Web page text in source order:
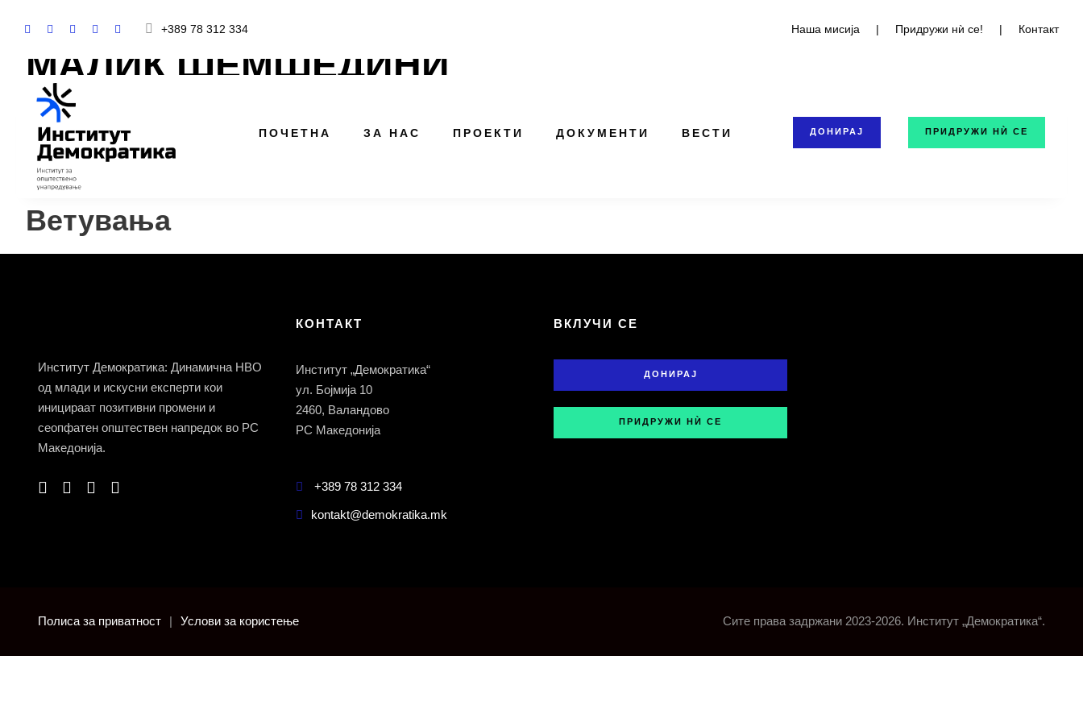
+389 78 312 334 Наша мисија | Придружи нѝ се! | Контакт
ПОЧЕТНА ЗА НАС ПРОЕКТИ ДОКУМЕНТИ ВЕСТИ ДОНИРАЈ ПРИДРУЖИ НЍ СЕ
МАЛИЌ ШЕМШЕДИНИ
👤 ДУИ·Ресен
Ветувања
Институт Демократика: Динамична НВО
од млади и искусни експерти кои
иницираат позитивни промени и
сеопфатен општествен напредок во РС
Македонија.
КОНТАКТ
Институт „Демократика“
ул. Бојмија 10
2460, Валандово
РС Македонија
+389 78 312 334
kontakt@demokratika.mk
ВКЛУЧИ СЕ
ДОНИРАЈ
ПРИДРУЖИ НЍ СЕ
Полиса за приватност | Услови за користење Сите права задржани 2023-2026. Институт „Демократика“.